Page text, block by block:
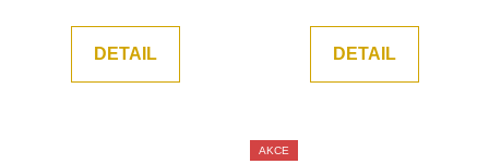
DETAIL DETAIL
AKCE